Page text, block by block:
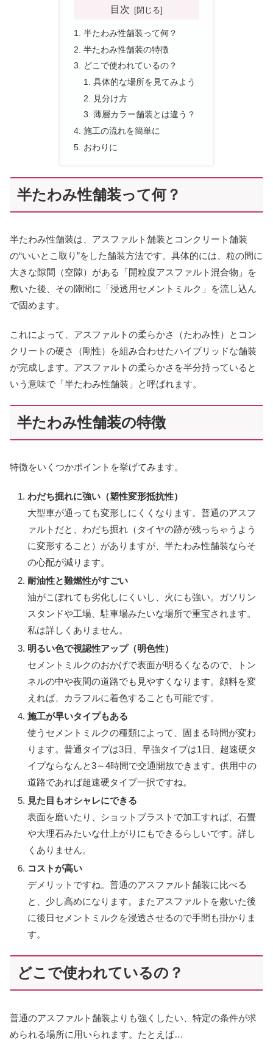
目次
半たわみ性舗装って何？
半たわみ性舗装の特徴
どこで使われているの？
具体的な場所を見てみよう
見分け方
薄層カラー舗装とは違う？
施工の流れを簡単に
おわりに
半たわみ性舗装って何？
半たわみ性舗装は、アスファルト舗装とコンクリート舗装
の“いいとこ取り”をした舗装方法です。具体的には、粒の間に
大きな隙間（空隙）がある「開粒度アスファルト混合物」を
敷いた後、その隙間に「浸透用セメントミルク」を流し込ん
で固めます。
これによって、アスファルトの柔らかさ（たわみ性）とコン
クリートの硬さ（剛性）を組み合わせたハイブリッドな舗装
が完成します。アスファルトの柔らかさを半分持っていると
いう意味で「半たわみ性舗装」と呼ばれます。
半たわみ性舗装の特徴
特徴をいくつかポイントを挙げてみます。
わだち掘れに強い（塑性変形抵抗性）
大型車が通っても変形しにくくなります。普通のアスフ
ァルトだと、わだち掘れ（タイヤの跡が残っちゃうよう
に変形すること）がありますが、半たわみ性舗装ならそ
の心配が減ります。
耐油性と難燃性がすごい
油がこぼれても劣化しにくいし、火にも強い。ガソリン
スタンドや工場、駐車場みたいな場所で重宝されます。
私は詳しくありません。
明るい色で視認性アップ（明色性）
セメントミルクのおかげで表面が明るくなるので、トン
ネルの中や夜間の道路でも見やすくなります。顔料を変
えれば、カラフルに着色することも可能です。
施工が早いタイプもある
使うセメントミルクの種類によって、固まる時間が変わ
ります。普通タイプは3日、早強タイプは1日、超速硬タ
イプならなんと3～4時間で交通開放できます。供用中の
道路であれば超速硬タイプ一択ですね。
見た目もオシャレにできる
表面を磨いたり、ショットブラストで加工すれば、石畳
や大理石みたいな仕上がりにもできるらしいです。詳し
くありません。
コストが高い
デメリットですね。普通のアスファルト舗装に比べる
と、少し高めになります。またアスファルトを敷いた後
に後日セメントミルクを浸透させるので手間も掛かりま
す。
どこで使われているの？
普通のアスファルト舗装よりも強くしたい、特定の条件が求
められる場所に用いられます。たとえば…